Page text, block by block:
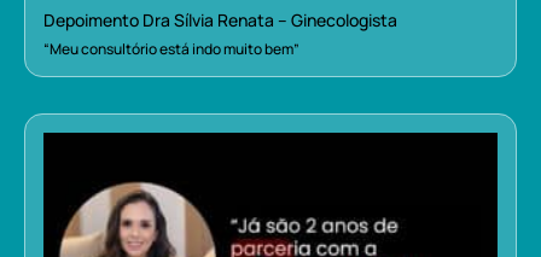
Depoimento Dra Sílvia Renata – Ginecologista
“Meu consultório está indo muito bem”